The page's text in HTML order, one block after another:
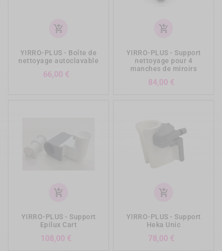
add_shopping_cart
YIRRO-PLUS - Boîte de
nettoyage autoclavable
66,00 €
add_shopping_cart
YIRRO-PLUS - Support
nettoyage pour 4
manches de miroirs
84,00 €
add_shopping_cart
YIRRO-PLUS - Support
Epilux Cart
108,00 €
add_shopping_cart
YIRRO-PLUS - Support
Heka Unic
78,00 €